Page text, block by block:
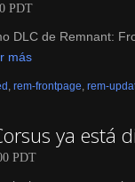
PDT
DLC de Remnant:
más
, rem-frontpage, rem-
ya está
PDT